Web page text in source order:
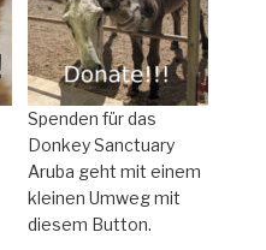
Spenden für das
Donkey Sanctuary
Aruba geht mit einem
kleinen Umweg mit
diesem Button.